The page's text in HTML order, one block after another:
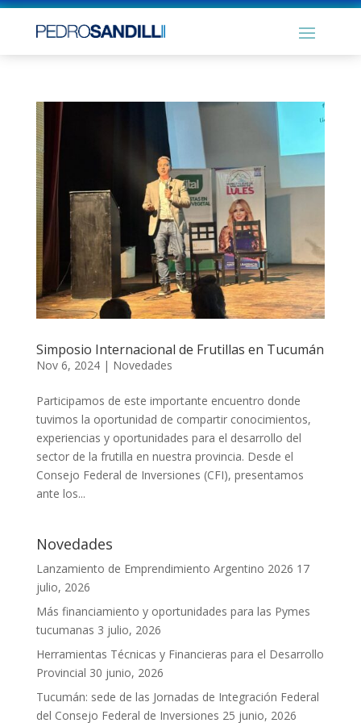
Simposio Internacional de Frutillas en Tucumán
Nov 6, 2024| Novedades
Participamos de este importante encuentro donde
tuvimos la oportunidad de compartir conocimientos,
experiencias y oportunidades para el desarrollo del
sector de la frutilla en nuestra provincia. Desde el
Consejo Federal de Inversiones (CFI), presentamos
ante los...
Novedades
Lanzamiento de Emprendimiento Argentino 2026 17
julio, 2026
Más financiamiento y oportunidades para las Pymes
tucumanas 3 julio, 2026
Herramientas Técnicas y Financieras para el Desarrollo
Provincial 30 junio, 2026
Tucumán: sede de las Jornadas de Integración Federal
del Consejo Federal de Inversiones 25 junio, 2026